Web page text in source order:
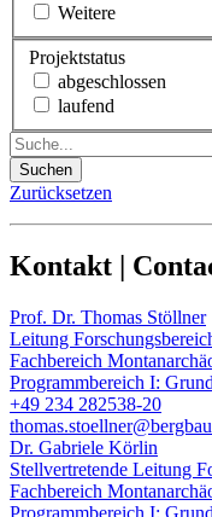
Weitere
Projektstatus
abgeschlossen
laufend
Suchen
Zurücksetzen
Kontakt |
Prof. Dr. Thomas Stöllner
Leitung
Fachbereich
Programmbereich I:
+49 234 282538-20
Dr. Gabriele Körlin
Stellvertretende Leitung
Fachbereich